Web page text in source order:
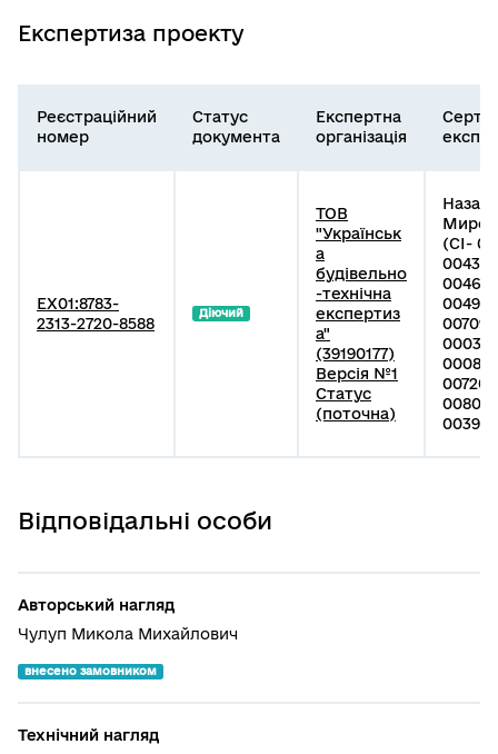
Експертиза проекту
Реєстраційний
номер
Статус
документа
Експертна
організація
EX01:8783-
2313-2720-8588
Діючий
ТОВ
"Українськ
а
будівельно
-технічна
експертиз
а"
(39190177)
Версія №1
Статус
(поточна)
(СІ-
00398
Відповідальні особи
Авторський нагляд
Чулуп Микола Михайлович
внесено замовником
Технічний нагляд